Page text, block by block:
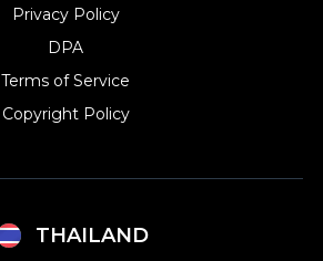
Privacy Policy
DPA
Terms of Service
Copyright Policy‎
THAILAND